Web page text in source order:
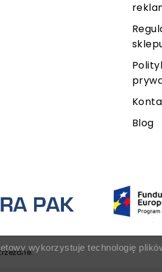
Blog
wykorzystuje technologię